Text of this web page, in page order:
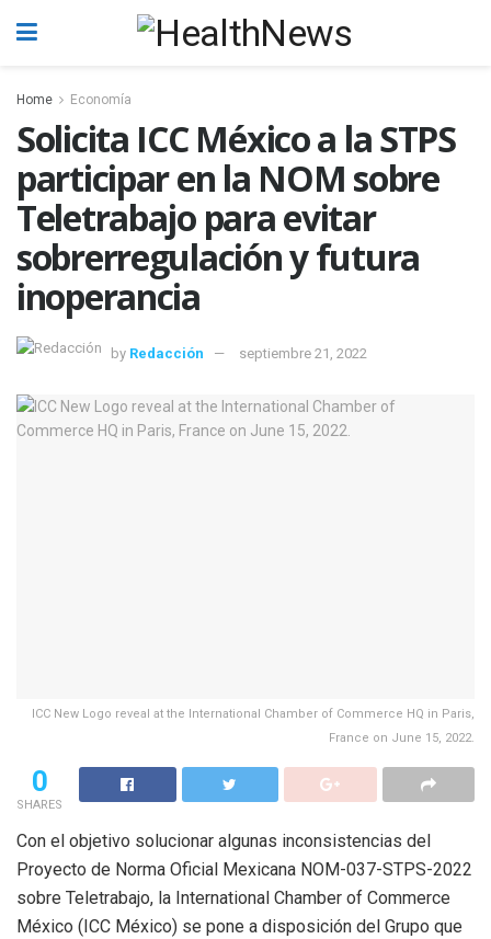
Home Economía
Solicita ICC México a la STPS
participar en la NOM sobre
Teletrabajo para evitar
sobrerregulación y futura
inoperancia
by Redacción septiembre 21, 2022
ICC New Logo reveal at the International Chamber of Commerce HQ in Paris,
France on June 15, 2022.
0
SHARES
Con el objetivo solucionar algunas inconsistencias del
Proyecto de Norma Oficial Mexicana NOM-037-STPS-2022
sobre Teletrabajo, la International Chamber of Commerce
México (ICC México) se pone a disposición del Grupo que